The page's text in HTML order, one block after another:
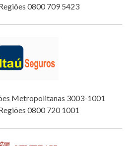
0800 709 5423
Metropolitanas 3003-1001
0800 720 1001